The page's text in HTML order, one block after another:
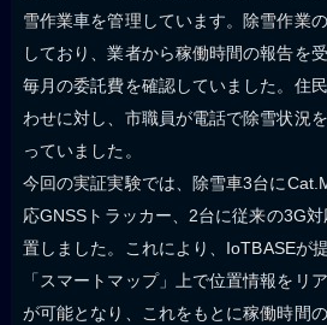
雪作業車を管理しています。除雪作業
しており、業者から稼働時間の報告を
毎月の委託費を確認していました。住
わせに対し、市職員が電話で除雪状況
っていました。
今回の実証実験では、除雪車3台に
応GNSSトラッカー、2台に従来の3G
置しました。これにより、IoTBASEが
「スマートマップ」上で位置情報をリ
が可能となり、これをもとに稼働時間